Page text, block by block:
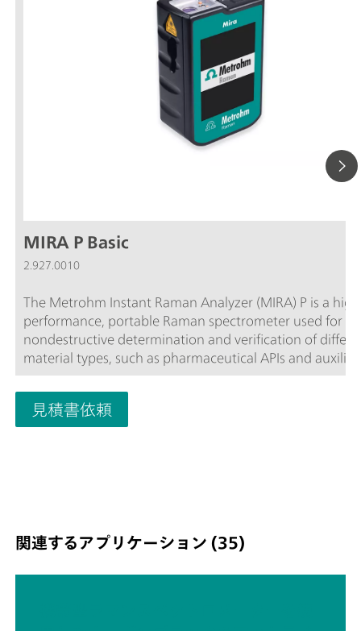
MIRA P Basic
2.927.0010
The Metrohm Instant Raman Analyzer (MIRA) P is a
performance, portable Raman spectrometer used for
nondestructive determination and verification of
material types, such as pharmaceutical APIs and
materials. Despite the small size of the instrument, the
P is highly ruggedized and features a high-efficiency
spectrograph equipped with our unique Orbital-Raster-
accessories, the USP library, and the LWD attachment
見積書依頼
関連するアプリケーション (35)